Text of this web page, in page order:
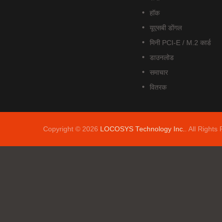
हॉक
यूएसबी डोंगल
मिनी PCI-E / M.2 कार्ड
डाउनलोड
समाचार
वितरक
Copyright © 2026 LOCOSYS Technology Inc.. All Rights